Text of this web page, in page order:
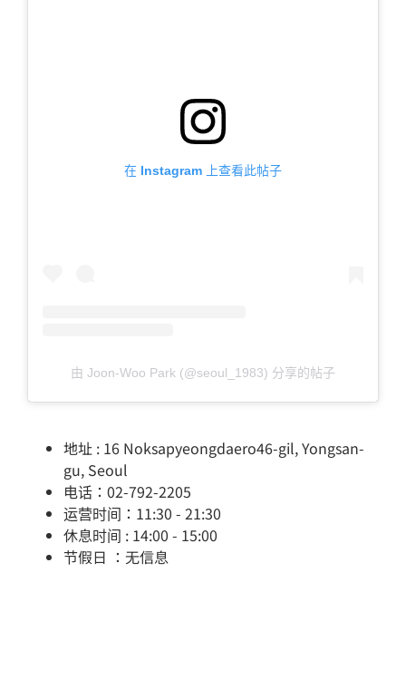
在 Instagram 上查看此帖子
由 Joon-Woo Park (@seoul_1983) 分享的帖子
地址 : 16 Noksapyeongdaero46-gil, Yongsan-
gu, Seoul
电话：02-792-2205
运营时间：11:30 - 21:30
休息时间 : 14:00 - 15:00
节假日 ：无信息